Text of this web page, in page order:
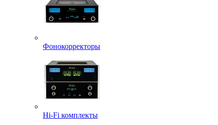
Фонокорректоры
Hi-Fi комплекты